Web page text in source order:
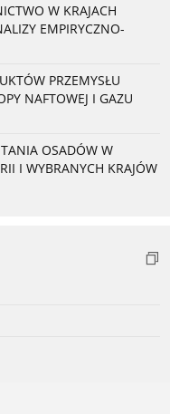
W KRAJACH
EMPIRYCZNO-
PRZEMYSŁU
NAFTOWEJ I GAZU
OSADÓW W
I WYBRANYCH KRAJÓW